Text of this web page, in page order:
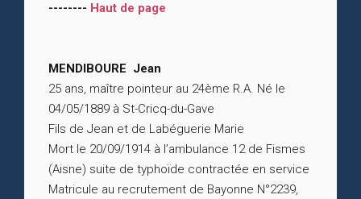
-------- Haut de page
MENDIBOURE Jean
25 ans, maître pointeur au 24ème R.A. Né le
04/05/1889 à St-Cricq-du-Gave
Fils de Jean et de Labéguerie Marie
Mort le 20/09/1914 à l’ambulance 12 de Fismes
(Aisne) suite de typhoïde contractée en service
Matricule au recrutement de Bayonne N°2239,